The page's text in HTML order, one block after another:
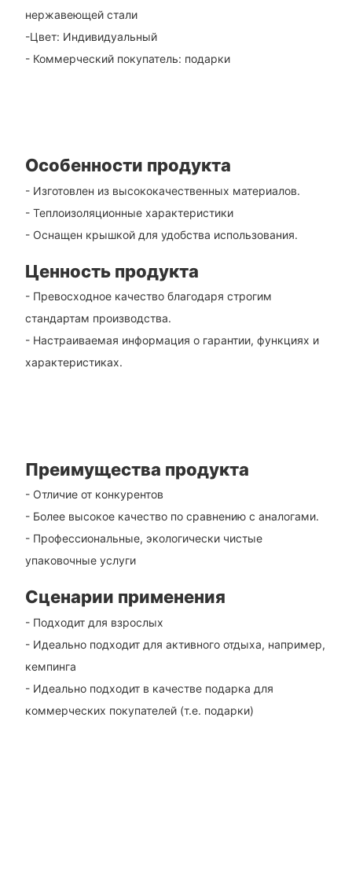
нержавеющей стали
-Цвет: Индивидуальный
- Коммерческий покупатель: подарки
Особенности продукта
- Изготовлен из высококачественных материалов.
- Теплоизоляционные характеристики
- Оснащен крышкой для удобства использования.
Ценность продукта
- Превосходное качество благодаря строгим
стандартам производства.
- Настраиваемая информация о гарантии, функциях и
характеристиках.
Преимущества продукта
- Отличие от конкурентов
- Более высокое качество по сравнению с аналогами.
- Профессиональные, экологически чистые
упаковочные услуги
Сценарии применения
- Подходит для взрослых
- Идеально подходит для активного отдыха, например,
кемпинга
- Идеально подходит в качестве подарка для
коммерческих покупателей (т.е. подарки)